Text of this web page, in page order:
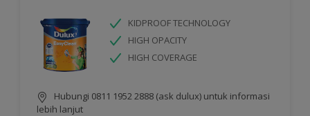
KIDPROOF TECHNOLOGY
HIGH OPACITY
HIGH COVERAGE
Hubungi 0811 1952 2888 (ask dulux) untuk informasi
lebih lanjut